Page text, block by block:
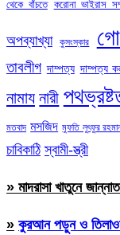
থেকে বাঁচতে করোনা ভাইরাস
অপব্যাখ্যা কুসংস্কার
তাবলীগ দাম্পত্য দাম্পত্য
নামায নারী
মতবাদ মসজিদ মুফতি লুৎফুর
চাবিকাঠি স্বামী-স্ত্রী
» মাদরাসা খাতুনে
» কুরআন পড়ুন ও